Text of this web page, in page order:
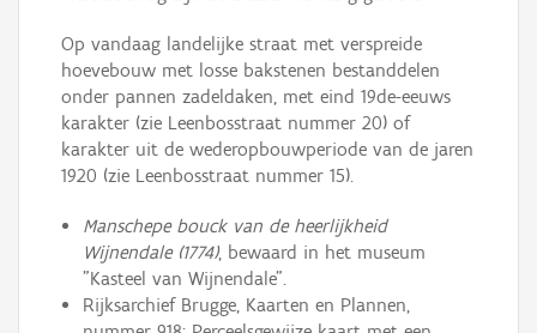
Op vandaag landelijke straat met verspreide
hoevebouw met losse bakstenen bestanddelen
onder pannen zadeldaken, met eind 19de-eeuws
karakter (zie Leenbosstraat nummer 20) of
karakter uit de wederopbouwperiode van de jaren
1920 (zie Leenbosstraat nummer 15).
Manschepe bouck van de heerlijkheid
Wijnendale (1774), bewaard in het museum
"Kasteel van Wijnendale".
Rijksarchief Brugge, Kaarten en Plannen,